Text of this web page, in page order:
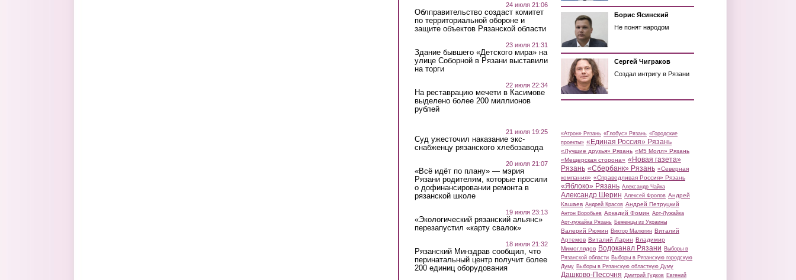
24 июля 21:06
Облправительство создаст комитет
по территориальной обороне и
защите объектов Рязанской области
23 июля 21:31
Здание бывшего «Детского мира» на
улице Соборной в Рязани выставили
на торги
22 июля 22:34
На реставрацию мечети в Касимове
выделено более 200 миллионов
рублей
21 июля 19:25
Суд ужесточил наказание экс-
снабженцу рязанского хлебозавода
20 июля 21:07
«Всё идёт по плану» — мэрия
Рязани родителям, которые просили
о дофинансировании ремонта в
рязанской школе
19 июля 23:13
«Экологический рязанский альянс»
перезапустил «карту свалок»
18 июля 21:32
Рязанский Минздрав сообщил, что
перинатальный центр получит более
200 единиц оборудования
Борис Ясинский
Не понят народом
Сергей Чиграков
Создал интригу в Рязани
«Атрон» Рязань «Глобус» Рязань «Городские
проекты» «Единая Россия» Рязань
«Лучшие друзья» Рязань «М5 Молл» Рязань
«Мещерская сторона» «Новая газета»
Рязань «Сбербанк» Рязань «Северная
компания» «Справедливая Россия» Рязань
«Яблоко» Рязань Александр Чайка
Александр Шерин Алексей Фролов Андрей
Кашаев Андрей Красов Андрей Петруцкий
Антон Воробьев Аркадий Фомин Арт-Лужайка
Арт-лужайка Рязань Беженцы из Украины
Валерий Рюмин Виктор Малюгин Виталий
Артемов Виталий Ларин Владимир
Мимоглядов Водоканал Рязани Выборы в
Рязанской области Выборы в Рязанскую городскую
Думу Выборы в Рязанскую областную Думу
Дашково-Песочня Дмитрий Гудков Евгений